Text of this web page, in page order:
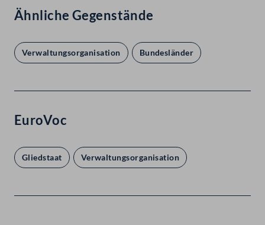
Ähnliche Gegenstände
Verwaltungsorganisation Bundesländer
EuroVoc
Gliedstaat Verwaltungsorganisation